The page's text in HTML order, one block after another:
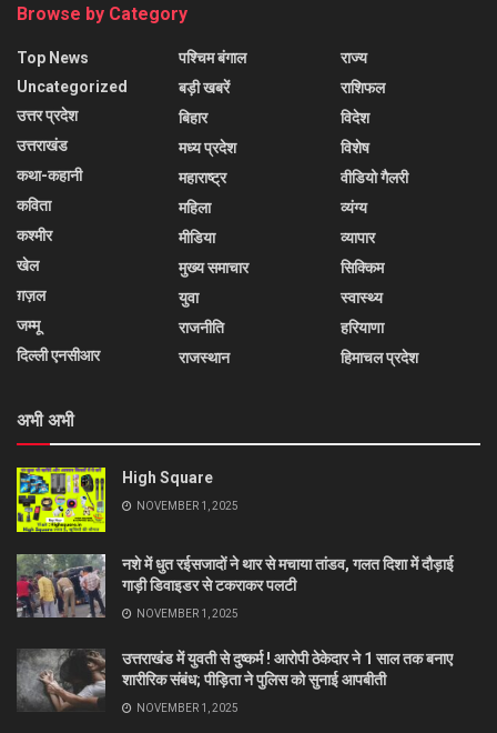
Browse by Category
Top News
Uncategorized
उत्तर प्रदेश
उत्तराखंड
कथा-कहानी
कविता
कश्मीर
खेल
ग़ज़ल
जम्मू
दिल्ली एनसीआर
पश्चिम बंगाल
बड़ी खबरें
बिहार
मध्य प्रदेश
महाराष्ट्र
महिला
मीडिया
मुख्य समाचार
युवा
राजनीति
राजस्थान
राज्य
राशिफल
विदेश
विशेष
वीडियो गैलरी
व्यंग्य
व्यापार
सिक्किम
स्वास्थ्य
हरियाणा
हिमाचल प्रदेश
अभी अभी
High Square
NOVEMBER 1, 2025
नशे में धुत रईसजादों ने थार से मचाया तांडव, गलत दिशा में दौड़ाई
गाड़ी डिवाइडर से टकराकर पलटी
NOVEMBER 1, 2025
उत्तराखंड में युवती से दुष्कर्म ! आरोपी ठेकेदार ने 1 साल तक बनाए
शारीरिक संबंध; पीड़िता ने पुलिस को सुनाई आपबीती
NOVEMBER 1, 2025